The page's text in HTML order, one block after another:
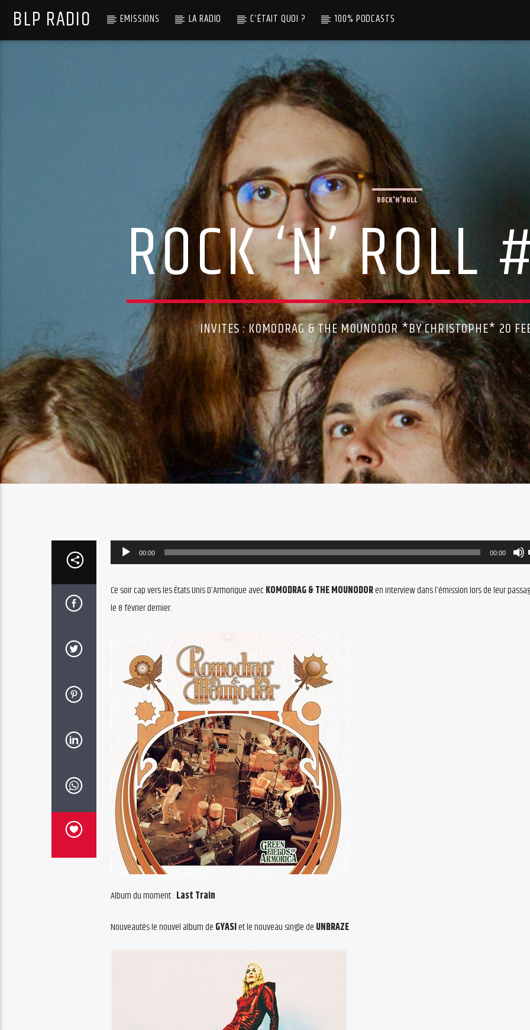
BLP RADIO EMISSIONS LA RADIO C’ÉTAIT QUOI ? 100% PODCASTS
ROCK'N'ROLL
ROCK ‘N’ ROLL
INVITES : KOMODRAG & THE MOUNODOR *BY CHRISTOPHE* 20
Audio
Player
00:00 00:00
Ce soir cap vers les États Unis D’Armorique avecKOMODRAG & THE MOUNODORen interview dans l’émission lors de leur
le 8 février dernier.
Album du moment : Last Train
Nouveautés le nouvel album de GYASIet le nouveau single de UNBRAZE